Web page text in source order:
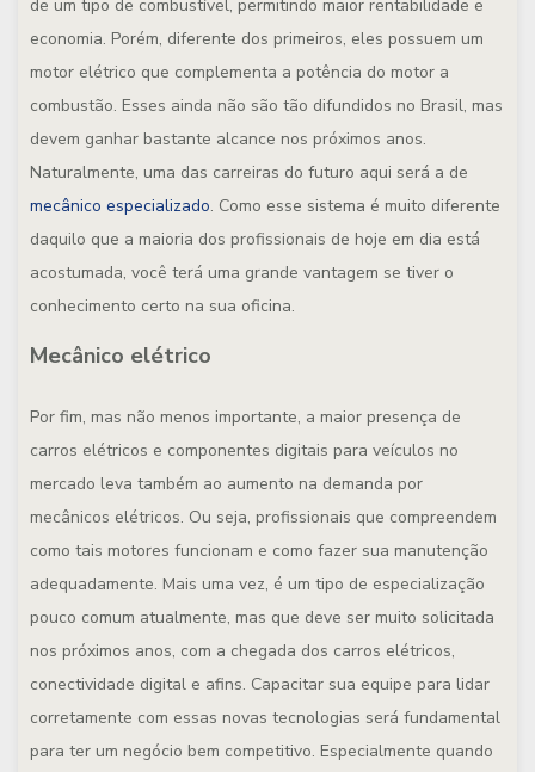
de um tipo de combustível, permitindo maior rentabilidade e
economia. Porém, diferente dos primeiros, eles possuem um
motor elétrico que complementa a potência do motor a
combustão. Esses ainda não são tão difundidos no Brasil, mas
devem ganhar bastante alcance nos próximos anos.
Naturalmente, uma das carreiras do futuro aqui será a de
mecânico especializado. Como esse sistema é muito diferente
daquilo que a maioria dos profissionais de hoje em dia está
acostumada, você terá uma grande vantagem se tiver o
conhecimento certo na sua oficina.
Mecânico elétrico
Por fim, mas não menos importante, a maior presença de
carros elétricos e componentes digitais para veículos no
mercado leva também ao aumento na demanda por
mecânicos elétricos. Ou seja, profissionais que compreendem
como tais motores funcionam e como fazer sua manutenção
adequadamente. Mais uma vez, é um tipo de especialização
pouco comum atualmente, mas que deve ser muito solicitada
nos próximos anos, com a chegada dos carros elétricos,
conectividade digital e afins. Capacitar sua equipe para lidar
corretamente com essas novas tecnologias será fundamental
para ter um negócio bem competitivo. Especialmente quando